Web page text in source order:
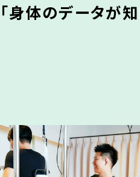
身体のデータが